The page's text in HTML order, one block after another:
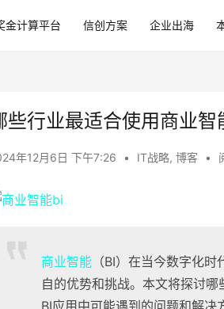
金计算平台 信创方案 企业出海
些行业最适合使用商业智
年12月6日 下午7:26 • IT战略, 博客 •
商业智能 （BI）在当今数字化
自的优势和挑战。本文将探讨
BI应用中可能遇到的问题和解决